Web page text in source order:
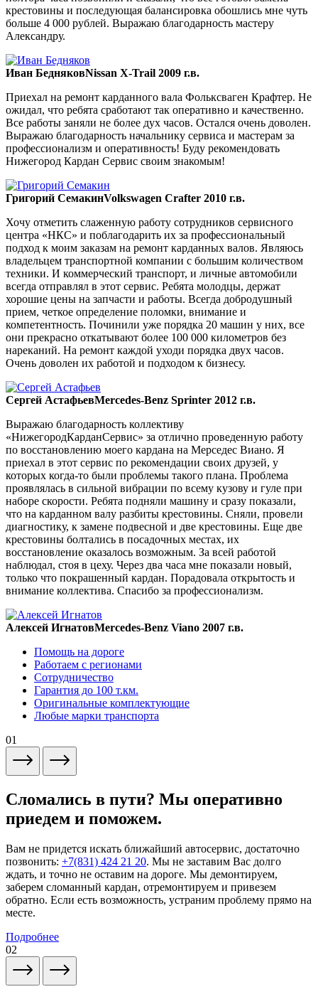
крестовины и последующая балансировка обошлись мне чуть
больше 4 000 рублей. Выражаю благодарность мастеру
Александру.
Иван БедняковNissan X-Trail 2009 г.в.
Приехал на ремонт карданного вала Фольксваген Крафтер. Не
ожидал, что ребята сработают так оперативно и качественно.
Все работы заняли не более дух часов. Остался очень доволен.
Выражаю благодарность начальнику сервиса и мастерам за
профессионализм и оперативность! Буду рекомендовать
Нижегород Кардан Сервис своим знакомым!
Григорий СемакинVolkswagen Crafter 2010 г.в.
Хочу отметить слаженную работу сотрудников сервисного
центра «НКС» и поблагодарить их за профессиональный
подход к моим заказам на ремонт карданных валов. Являюсь
владельцем транспортной компании с большим количеством
техники. И коммерческий транспорт, и личные автомобили
всегда отправлял в этот сервис. Ребята молодцы, держат
хорошие цены на запчасти и работы. Всегда добродушный
прием, четкое определение поломки, внимание и
компетентность. Починили уже порядка 20 машин у них, все
они прекрасно откатывают более 100 000 километров без
нареканий. На ремонт каждой уходи порядка двух часов.
Очень доволен их работой и подходом к бизнесу.
Сергей АстафьевMercedes-Benz Sprinter 2012 г.в.
Выражаю благодарность коллективу
«НижегородКарданСервис» за отлично проведенную работу
по восстановлению моего кардана на Мерседес Виано. Я
приехал в этот сервис по рекомендации своих друзей, у
которых когда-то были проблемы такого плана. Проблема
проявлялась в сильной вибрации по всему кузову и гуле при
наборе скорости. Ребята подняли машину и сразу показали,
что на карданном валу разбиты крестовины. Сняли, провели
диагностику, к замене подвесной и две крестовины. Еще две
крестовины болтались в посадочных местах, их
восстановление оказалось возможным. За всей работой
наблюдал, стоя в цеху. Через два часа мне показали новый,
только что покрашенный кардан. Порадовала открытость и
внимание коллектива. Спасибо за профессионализм.
Алексей ИгнатовMercedes-Benz Viano 2007 г.в.
Помощь на дороге
Работаем с регионами
Сотрудничество
Гарантия до 100 т.км.
Оригинальные комплектующие
Любые марки транспорта
01
Сломались в пути? Мы оперативно
приедем и поможем.
Вам не придется искать ближайший автосервис, достаточно
позвонить: +7(831) 424 21 20. Мы не заставим Вас долго
ждать, и точно не оставим на дороге. Мы демонтируем,
заберем сломанный кардан, отремонтируем и привезем
обратно. Если есть возможность, устраним проблему прямо на
месте.
Подробнее
02